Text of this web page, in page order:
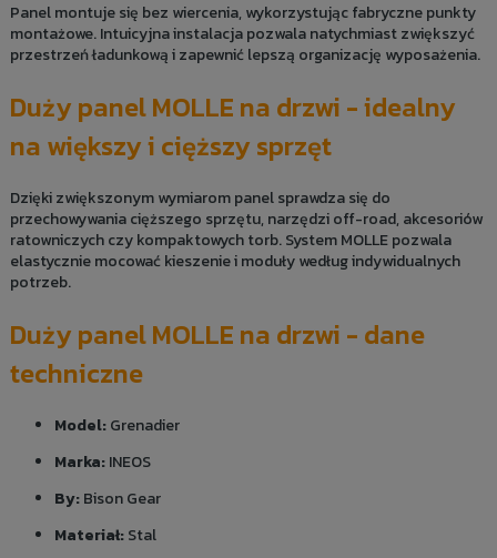
Panel montuje się bez wiercenia, wykorzystując fabryczne punkty
montażowe. Intuicyjna instalacja pozwala natychmiast zwiększyć
przestrzeń ładunkową i zapewnić lepszą organizację wyposażenia.
Duży panel MOLLE na drzwi - idealny
na większy i cięższy sprzęt
Dzięki zwiększonym wymiarom panel sprawdza się do
przechowywania cięższego sprzętu, narzędzi off-road, akcesoriów
ratowniczych czy kompaktowych torb. System MOLLE pozwala
elastycznie mocować kieszenie i moduły według indywidualnych
potrzeb.
Duży panel MOLLE na drzwi - dane
techniczne
Model:Grenadier
Marka:INEOS
By:Bison Gear
Materiał:Stal